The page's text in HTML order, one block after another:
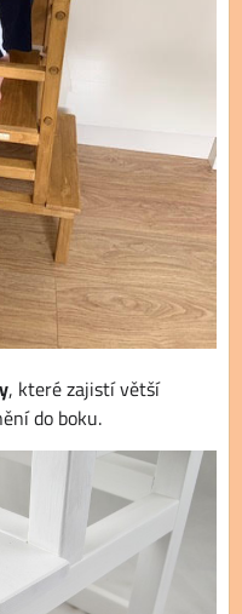
, které zajistí větší
do boku.